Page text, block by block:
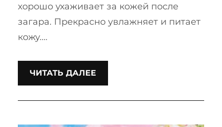
хорошо ухаживает за кожей после
загара. Прекрасно увлажняет и питает
кожу.…
ЧИТАТЬ ДАЛЕЕ